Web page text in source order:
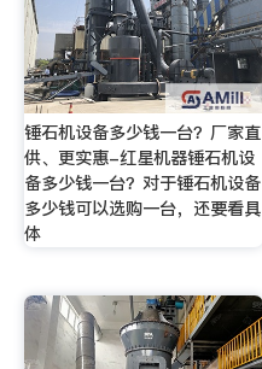
锤石机设备多少钱一台？厂家直
供、更实惠-红星机器锤石机设
备多少钱一台？对于锤石机设备
多少钱可以选购一台，还要看具
体